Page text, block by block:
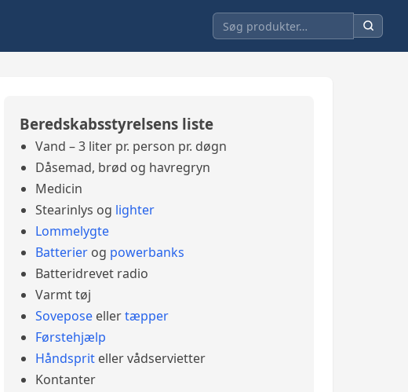
Beredskabsstyrelsens liste
Vand – 3 liter pr. person pr. døgn
Dåsemad, brød og havregryn
Medicin
Stearinlys og lighter
Lommelygte
Batterier og powerbanks
Batteridrevet radio
Varmt tøj
Sovepose ellertæpper
Førstehjælp
Håndsprit eller vådservietter
Kontanter